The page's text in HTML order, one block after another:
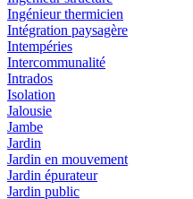
Ingénieur thermicien
Intégration paysagère
Intempéries
Intercommunalité
Intrados
Isolation
Jalousie
Jambe
Jardin
Jardin en mouvement
Jardin épurateur
Jardin public